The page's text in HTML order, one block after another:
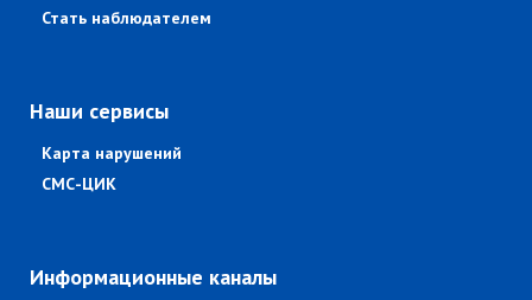
Стать наблюдателем
Наши сервисы
Карта нарушений
СМС-ЦИК
Информационные каналы